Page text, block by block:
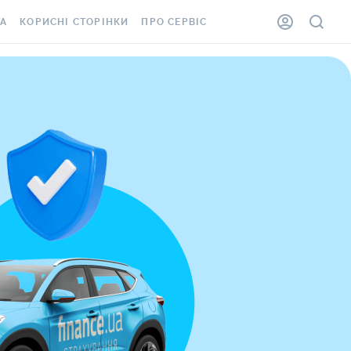
В ЧЕРНІВЦЯХ
В ЄВРОПУ
В ПОЛЬЩУ
В МОЛДОВУ
В РУМУНІЮ
В НІМЕЧЧИНУ
КОРИСНІ СТОРІНКИ
ПИТАННЯ ЕКСПЕРТАМ
СТРАХУВАННЯ ЖИТЛА ВІД
РАКЕТ ТА ШАХЕДІВ
ДМС ДЛЯ СПІВРОБІТНИКІВ
ЕЛЕКТРОННА ВІНЬЄТКА
СТРАХУВАННЯ ВІД
НЕЩАСНИХ ВИПАДКІВ
ПРО СЕРВІС